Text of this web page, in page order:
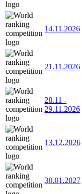
14.11.2026
21.11.2026
28.11 -
29.11.2026
13.12.2026
30.01.2027